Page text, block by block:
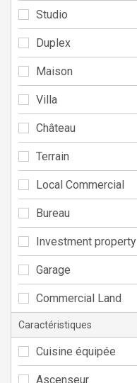
Studio
Duplex
Maison
Villa
Château
Terrain
Local Commercial
Bureau
Investment property
Garage
Commercial Land
Caractéristiques
Cuisine équipée
Ascenseur